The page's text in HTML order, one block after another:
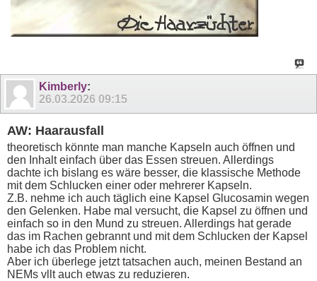
Kimberly:
26.03.2026 09:15
AW: Haarausfall
theoretisch könnte man manche Kapseln auch öffnen und
den Inhalt einfach über das Essen streuen. Allerdings
dachte ich bislang es wäre besser, die klassische Methode
mit dem Schlucken einer oder mehrerer Kapseln.
Z.B. nehme ich auch täglich eine Kapsel Glucosamin wegen
den Gelenken. Habe mal versucht, die Kapsel zu öffnen und
einfach so in den Mund zu streuen. Allerdings hat gerade
das im Rachen gebrannt und mit dem Schlucken der Kapsel
habe ich das Problem nicht.
Aber ich überlege jetzt tatsachen auch, meinen Bestand an
NEMs vllt auch etwas zu reduzieren.